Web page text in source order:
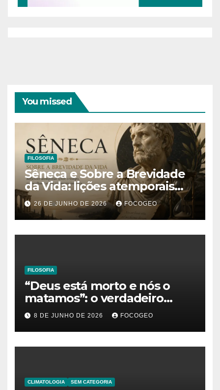
You missed
FILOSOFIA
Sêneca e Sobre a Brevidade
da Vida: lições atemporais
sobre o tempo, a felicidade e
o verdadeiro sentido da
existência
26 DE JUNHO DE 2026 FOCOGEO
FILOSOFIA
“Deus está morto e nós o
matamos”: o verdadeiro
significado da frase de
Friedrich Nietzsche
8 DE JUNHO DE 2026 FOCOGEO
CLIMATOLOGIA SEM CATEGORIA